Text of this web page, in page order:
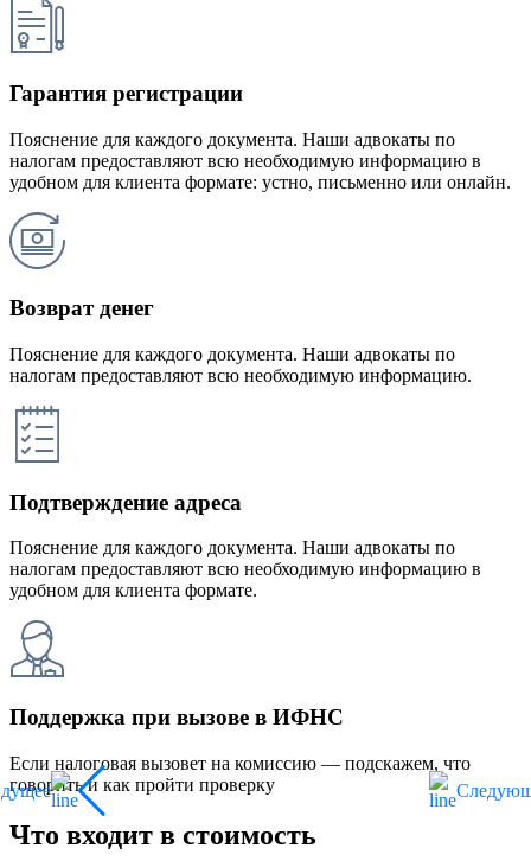
Гарантия регистрации
Пояснение для каждого документа. Наши адвокаты по
налогам предоставляют всю необходимую информацию в
удобном для клиента формате: устно, письменно или онлайн.
Возврат денег
Пояснение для каждого документа. Наши адвокаты по
налогам предоставляют всю необходимую информацию.
Подтверждение адреса
Пояснение для каждого документа. Наши адвокаты по
налогам предоставляют всю необходимую информацию в
удобном для клиента формате.
Поддержка при вызове в ИФНС
Если налоговая вызовет на комиссию — подскажем, что
говорить и как пройти проверку
Что входит в стоимость